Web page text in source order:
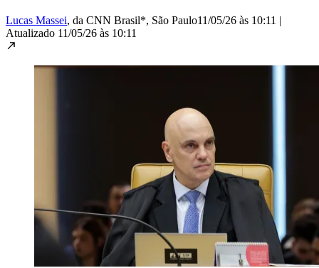
Lucas Massei, da CNN Brasil*, São Paulo11/05/26 às 10:11 |
Atualizado 11/05/26 às 10:11